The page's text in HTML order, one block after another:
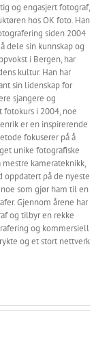
og engasjert fotograf,
hos OK foto. Han
siden 2004
dele sin kunnskap og
i Bergen, har
kultur. Han har
sin lidenskap for
sjangere og
fotokurs i 2004, noe
er en inspirerende
fokuserer på å
unike fotografiske
kamerateknikk,
oppdatert på de nyeste
som gjør ham til en
Gjennom årene har
og tilbyr en rekke
og kommersiell
og et stort nettverk